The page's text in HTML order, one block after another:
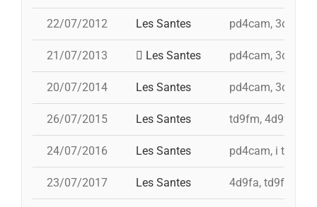
22/07/2012 Les Santes pd4cam, 3d9f,
21/07/2013 Les Santes pd4cam, 3d9f,
20/07/2014 Les Santes pd4cam, 3d9f, i
26/07/2015 Les Santes td9fm, 4d9f, i
24/07/2016 Les Santes pd4cam, i
23/07/2017 Les Santes 4d9fa, td9fm, i